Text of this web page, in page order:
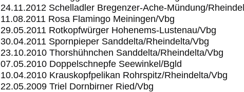
24.11.2012 Schelladler Bregenzer-Ache-Mündung/
11.08.2011 Rosa Flamingo Meiningen/Vbg
29.05.2011 Rotkopfwürger Hohenems-Lustenau/Vbg
30.04.2011 Spornpieper Sanddelta/Rheindelta/Vbg
23.10.2010 Thorshühnchen Sanddelta/Rheindelta/Vbg
07.05.2010 Doppelschnepfe Seewinkel/Bgld
10.04.2010 Krauskopfpelikan Rohrspitz/Rheindelta/Vbg
22.05.2009 Triel Dornbirner Ried/Vbg